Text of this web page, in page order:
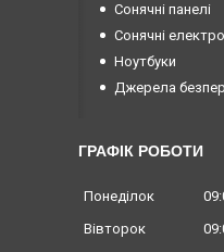
Сонячні панелі
Сонячні
Ноутбуки
Джерела
ГРАФІК РОБОТИ
Понеділок
Вівторок